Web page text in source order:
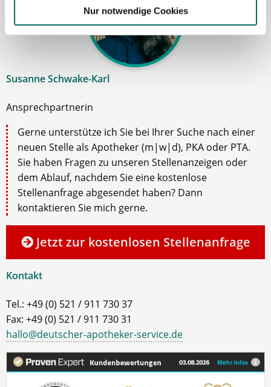
Nur notwendige Cookies
Susanne Schwake-Karl
Ansprechpartnerin
Gerne unterstütze ich Sie bei Ihrer Suche nach einer
neuen Stelle als Apotheker (m|w|d), PKA oder PTA.
Sie haben Fragen zu unseren Stellenanzeigen oder
dem Ablauf, nachdem Sie eine kostenlose
Stellenanfrage abgesendet haben? Dann
kontaktieren Sie mich gerne.
Jetzt zur kostenlosen Stellenanfrage
Kontakt
Tel.: +49 (0) 521 / 911 730 37
Fax: +49 (0) 521 / 911 730 31
hallo@deutscher-apotheker-service.de